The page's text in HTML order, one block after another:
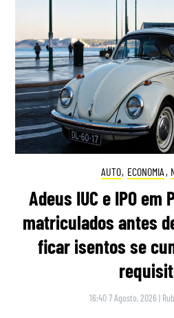
AUTO, ECONOMIA ,
Adeus IUC e IPO
matriculados antes
ficar isentos se
16:40 7 Agosto, 2026 |